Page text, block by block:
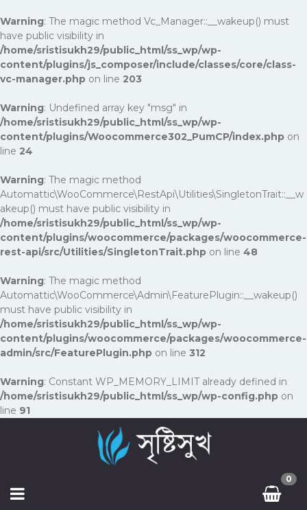
Warning: The magic method Vc_Manager::__wakeup() must
have public visibility in
/home/sristisukh29/public_html/ss_wp/wp-
content/plugins/js_composer/include/classes/core/class-
vc-manager.php on line 203
Warning: Undefined array key "msg" in
/home/sristisukh29/public_html/ss_wp/wp-
content/plugins/Woocommerce302_PumCP/index.php on
line 24
Warning: The magic method
Automattic\WooCommerce\RestApi\Utilities\SingletonTrait::__w
akeup() must have public visibility in
/home/sristisukh29/public_html/ss_wp/wp-
content/plugins/woocommerce/packages/woocommerce-
rest-api/src/Utilities/SingletonTrait.php on line 48
Warning: The magic method
Automattic\WooCommerce\Admin\FeaturePlugin::__wakeup()
must have public visibility in
/home/sristisukh29/public_html/ss_wp/wp-
content/plugins/woocommerce/packages/woocommerce-
admin/src/FeaturePlugin.php on line 312
Warning: Constant WP_MEMORY_LIMIT already defined in
/home/sristisukh29/public_html/ss_wp/wp-config.php on
line 91
0